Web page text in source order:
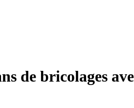
de bricolages